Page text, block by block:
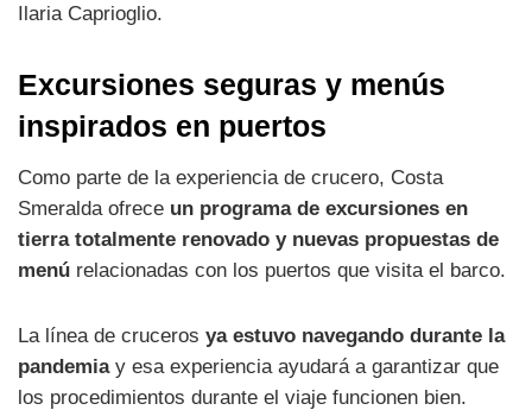
Ilaria Caprioglio.
Excursiones seguras y menús
inspirados en puertos
Como parte de la experiencia de crucero, Costa
Smeralda ofrece un programa de excursiones en
tierra totalmente renovado y nuevas propuestas de
menú relacionadas con los puertos que visita el barco.
La línea de cruceros ya estuvo navegando durante la
pandemiay esa experiencia ayudará a garantizar que
los procedimientos durante el viaje funcionen bien.